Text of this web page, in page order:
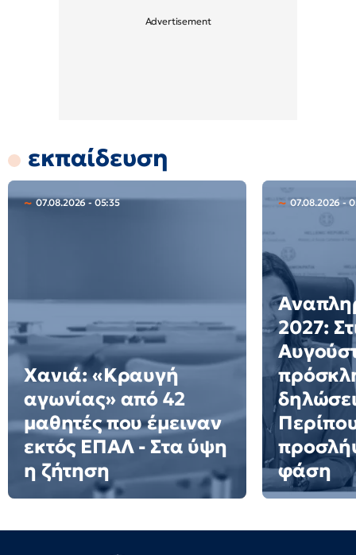
εκπαίδευση
07.08.2026 - 05:35
Χανιά: «Κραυγή
αγωνίας» από 42
μαθητές που έμειναν
εκτός ΕΠΑΛ - Στα ύψη
η ζήτηση
07.08.2026 -
2027:
φάση